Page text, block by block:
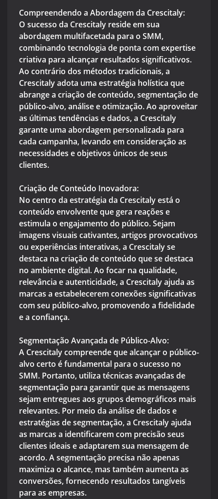
Compreendendo a Abordagem da Crescitaly:
O sucesso da Crescitaly reside em sua
abordagem multifacetada para o SMM,
combinando tecnologia de ponta com expertise
criativa para alcançar resultados significativos.
Ao contrário dos métodos tradicionais, a
Crescitaly adota uma estratégia holística que
abrange a criação de conteúdo, segmentação de
público-alvo, análise e otimização. Ao aproveitar
as últimas tendências e dados, a Crescitaly
garante uma abordagem personalizada para
cada campanha, levando em consideração as
necessidades e objetivos únicos de seus
clientes.
Criação de Conteúdo Inovadora:
No centro da estratégia da Crescitaly está o
conteúdo envolvente que gera reações e
estimula o engajamento do público. Sejam
imagens visuais cativantes, artigos provocativos
ou experiências interativas, a Crescitaly se
destaca na criação de conteúdo que se destaca
no ambiente digital. Ao focar na qualidade,
relevância e autenticidade, a Crescitaly ajuda as
marcas a estabelecerem conexões significativas
com seu público-alvo, promovendo a fidelidade
e a confiança.
Segmentação Avançada de Público-Alvo:
A Crescitaly compreende que alcançar o público-
alvo certo é fundamental para o sucesso no
SMM. Portanto, utiliza técnicas avançadas de
segmentação para garantir que as mensagens
sejam entregues aos grupos demográficos mais
relevantes. Por meio da análise de dados e
estratégias de segmentação, a Crescitaly ajuda
as marcas a identificarem com precisão seus
clientes ideais e adaptarem sua mensagem de
acordo. A segmentação precisa não apenas
maximiza o alcance, mas também aumenta as
conversões, fornecendo resultados tangíveis
para as empresas.